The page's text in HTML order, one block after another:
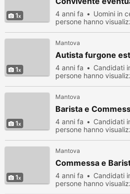
1 4 anni fa Uomini in
persone hanno
1
Mantova
Autista furgone
4 anni fa Candidati
persone hanno
1
Mantova
Barista e
4 anni fa Candidati
persone hanno
1
Mantova
Commessa e
4 anni fa Candidati
persone hanno